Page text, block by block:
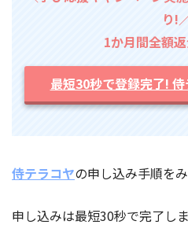
り!
1か月間全額
最短30秒で登録完了!
侍テラコヤの申し込み手順を
申し込みは最短30秒で完了しま